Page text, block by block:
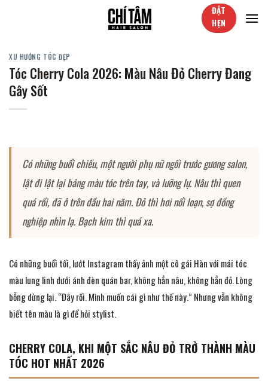
ĐẶT
HẸN
XU HƯỚNG TÓC ĐẸP
Tóc Cherry Cola 2026: Màu Nâu Đỏ Cherry Đang
Gây Sốt
Có những buổi chiều, một người phụ nữ ngồi trước gương salon,
lật đi lật lại bảng màu tóc trên tay, và lưỡng lự. Nâu thì quen
quá rồi, đã ở trên đầu hai năm. Đỏ thì hơi nổi loạn, sợ đồng
nghiệp nhìn lạ. Bạch kim thì quá xa.
Có những buổi tối, lướt Instagram thấy ảnh một cô gái Hàn với mái tóc
màu lung linh dưới ánh đèn quán bar, không hẳn nâu, không hẳn đỏ. Lòng
bỗng dừng lại. “Đây rồi. Mình muốn cái gì như thế này.” Nhưng vẫn không
biết tên màu là gì để hỏi stylist.
CHERRY COLA, KHI MỘT SẮC NÂU ĐỎ TRỞ THÀNH MÀU
TÓC HOT NHẤT 2026